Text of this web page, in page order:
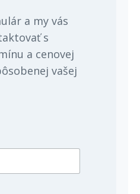
a my vás
s
a cenovej
vašej